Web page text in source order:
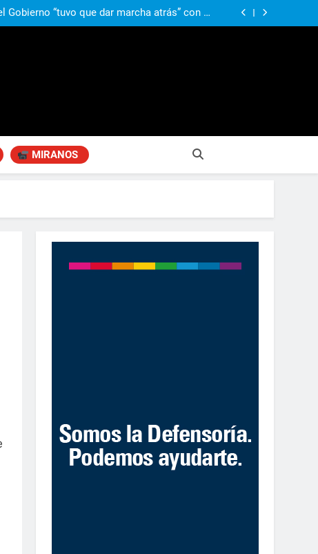
problema que puede volver a generar déficit”
Gobierno “tuvo que dar marcha atrás” con la
de clima político entre los gobernadores
la visita de León XIV a la Argentina: “Hubiera
problema que puede volver a generar déficit”
Gobierno “tuvo que dar marcha atrás” con la
de clima político entre los gobernadores
la visita de León XIV a la Argentina: “Hubiera
MIRANOS